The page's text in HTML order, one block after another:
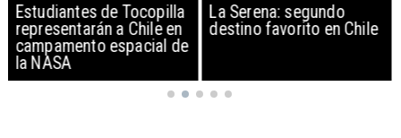
Estudiantes de Tocopilla
representarán a Chile en
campamento espacial de
la NASA
La Serena: segundo
destino favorito en Chile